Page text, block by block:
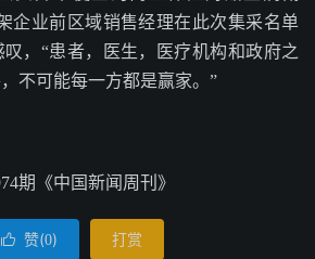
企业前区域销售经理在此次集采名单
，“患者，医生，医疗机构和政府之
不可能每一方都是赢家。”
期《中国新闻周刊》
 赞(0) 打赏